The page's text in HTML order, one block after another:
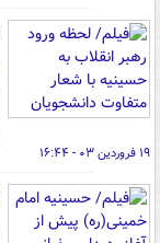
۱۹ فروردین ۰۳ - ۱۶:۴۴